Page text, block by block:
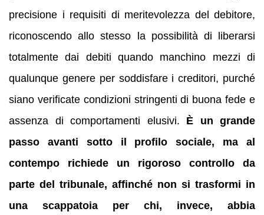
precisione i requisiti di meritevolezza del debitore,
riconoscendo allo stesso la possibilità di liberarsi
totalmente dai debiti quando manchino mezzi di
qualunque genere per soddisfare i creditori, purché
siano verificate condizioni stringenti di buona fede e
assenza di comportamenti elusivi. È un grande
passo avanti sotto il profilo sociale, ma al
contempo richiede un rigoroso controllo da
parte del tribunale, affinché non si trasformi in
una scappatoia per chi, invece, abbia